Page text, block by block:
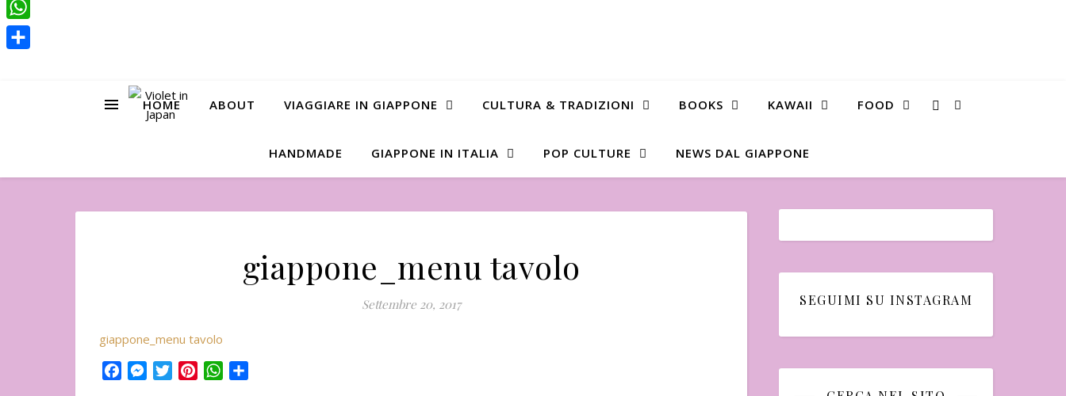
HOME ABOUT VIAGGIARE IN GIAPPONE CULTURA & TRADIZIONI BOOKS KAWAII FOOD
HANDMADE GIAPPONE IN ITALIA POP CULTURE NEWS DAL GIAPPONE
giappone_menu tavolo
Settembre 20, 2017
giappone_menu tavolo
FacebookMessenger
TwitterPinterestWhatsApp
SEGUIMI SU INSTAGRAM
WhatsApp